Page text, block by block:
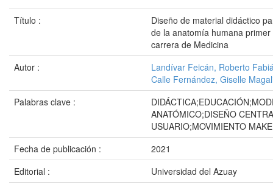
Título :
Diseño de material didáctico
de la anatomía humana
carrera de Medicina
Autor :
Landívar Feicán, Roberto
Calle Fernández, Giselle
Palabras clave :
ANATÓMICO;DISEÑO
USUARIO;MOVIMIENTO
Fecha de publicación :
2021
Editorial :
Universidad del Azuay